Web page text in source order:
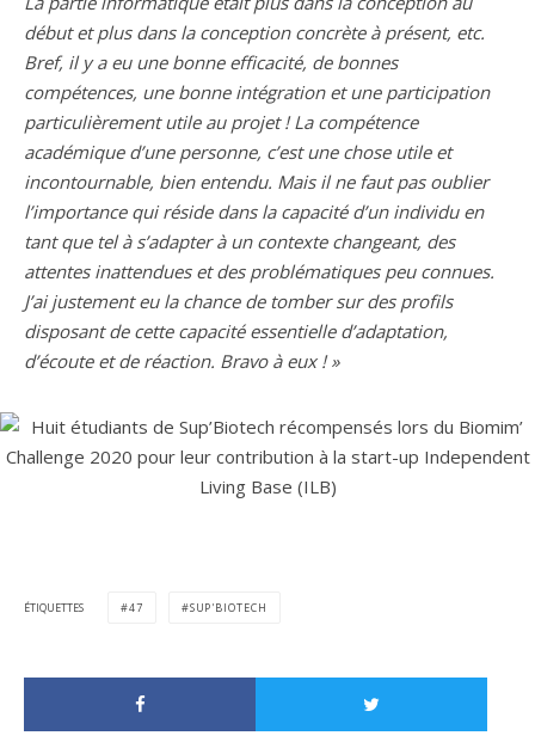
début et plus dans la conception concrète à présent, etc.
Bref, il y a eu une bonne efficacité, de bonnes
compétences, une bonne intégration et une participation
particulièrement utile au projet ! La compétence
académique d’une personne, c’est une chose utile et
incontournable, bien entendu. Mais il ne faut pas oublier
l’importance qui réside dans la capacité d’un individu en
tant que tel à s’adapter à un contexte changeant, des
attentes inattendues et des problématiques peu connues.
J’ai justement eu la chance de tomber sur des profils
disposant de cette capacité essentielle d’adaptation,
d’écoute et de réaction. Bravo à eux ! »
ÉTIQUETTES 47 SUP'BIOTECH